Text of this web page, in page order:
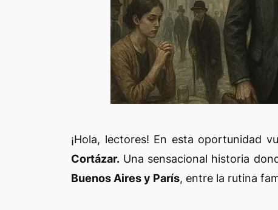
¡Hola, lectores! En esta oportunidad
Cortázar. Una sensacional historia
Buenos Aires y París, entre la rutina